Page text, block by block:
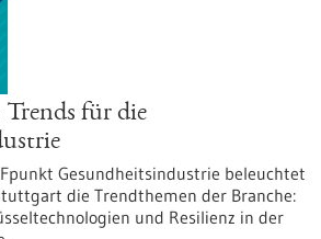
für die
Gesundheitsindustrie beleuchtet
die Trendthemen der Branche:
und Resilienz in der